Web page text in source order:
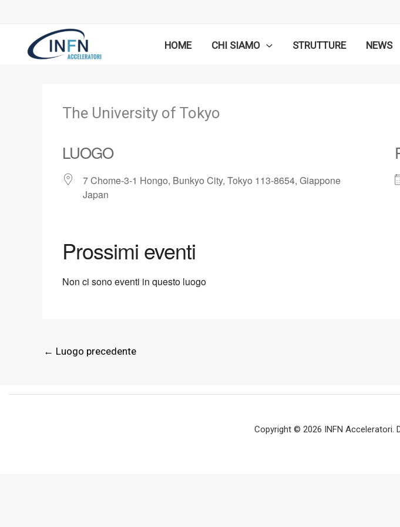
contenuto
HOME CHI SIAMO STRUTTURE NEWS
The University of Tokyo
LUOGO
7 Chome-3-1 Hongo, Bunkyo City, Tokyo 113-8654, Giappone
Japan
Prossimi eventi
Non ci sono eventi in questo luogo
← Luogo precedente
Copyright © 2026 INFN Acceleratori.